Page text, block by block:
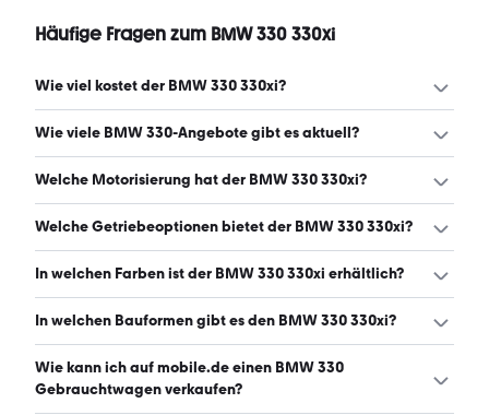
Häufige Fragen zum BMW 330 330xi
Wie viel kostet der BMW 330 330xi?
Ein guter Preis für einen BMW 330 330xi liegt zwischen
Wie viele BMW 330-Angebote gibt es aktuell?
Es gibt insgesamt 52 BMW 330 bei mobile.de, davon 52
Welche Motorisierung hat der BMW 330 330xi?
Der BMW 330 330xi hat Leistungen zwischen 231 und 272
Welche Getriebeoptionen bietet der BMW 330 330xi?
Der BMW 330 330xi ist mit automatischem und
In welchen Farben ist der BMW 330 330xi erhältlich?
Den BMW 330 330xi gibt es in folgenden Farben:
ist schwarz. (Stand: 9.8.2026)
In welchen Bauformen gibt es den BMW 330 330xi?
Den BMW 330 330xi gibt es in folgenden Bauformen:
Kombi. (Stand: 9.8.2026)
Wie kann ich auf mobile.de einen BMW 330
Gebrauchtwagen verkaufen?